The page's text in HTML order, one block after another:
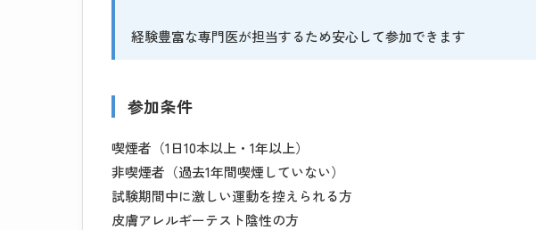
経験豊富な専門医が担当するため安心して参加できます
参加条件
喫煙者（1日10本以上・1年以上）
非喫煙者（過去1年間喫煙していない）
試験期間中に激しい運動を控えられる方
皮膚アレルギーテスト陰性の方